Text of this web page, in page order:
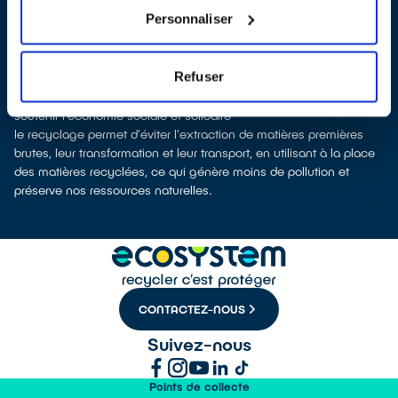
Personnaliser
Refuser
Recycler c’est protéger la santé, l'environnement et les
ressources naturelles
La production d’équipements électriques neufs est génératrice de
pollution et consommatrice de ressources naturelles.
le don permet d’éviter la fabrication de appareils neufs et de
soutenir l'économie sociale et solidaire
le recyclage permet d'éviter l'extraction de matières premières
brutes, leur transformation et leur transport, en utilisant à la place
des matières recyclées, ce qui génère moins de pollution et
préserve nos ressources naturelles.
CONTACTEZ-NOUS
Suivez-nous
Points de collecte